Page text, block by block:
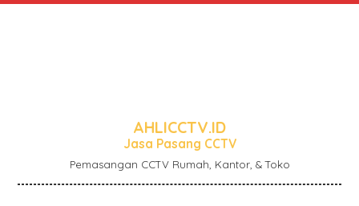
AHLICCTV.ID
Jasa Pasang CCTV
Pemasangan CCTV Rumah, Kantor, & Toko